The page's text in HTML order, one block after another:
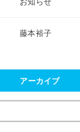
藤本裕子
アーカイブ